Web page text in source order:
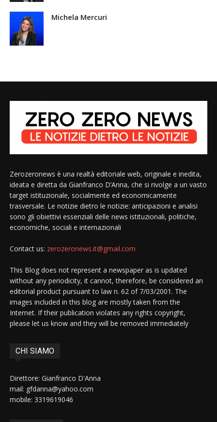
Michela Mercuri
Zerozeronews è una realtà editoriale web, originale e inedita,
ideata e diretta da Gianfranco D’Anna, che si rivolge a un vasto
target istituzionale, socialmente ed economicamente
trasversale. Le notizie dietro le notizie: anticipazioni e analisi
sono gli obiettivi essenziali delle news istituzionali, politiche,
economiche, sociali e internazionali
Contact us: zerozeronews.it@gmail.com
This Blog does not represent a newspaper as is updated
without any periodicity, it cannot, therefore, be considered an
editorial product pursuant to law n. 62 of 7/03/2001. The
images included in this blog are mostly taken from the
Internet. If their publication violates any rights copyright,
please let us know and they will be removed immediately
CHI SIAMO
Direttore: Gianfranco D'Anna
mail: gfdanna@yahoo.com
mobile: 3319619046